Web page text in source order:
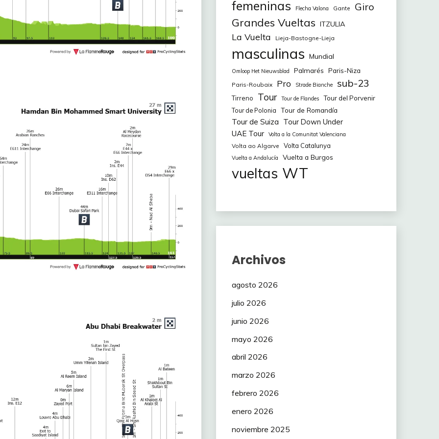
femeninas Flecha Valona Gante Giro
Grandes Vueltas ITZULIA
La Vuelta Lieja-Bastogne-Lieja
masculinas Mundial
Omloop Het Nieuwsblad Palmarés Paris-Niza
Paris-Roubaix Pro Strade Bianche sub-23
Tirreno Tour Tour de Flandes
Tour del Porvenir
Tour de Polonia
Tour de Romandía
Tour de Suiza Tour Down Under
UAE Tour
Volta a la Comunitat Valenciana
Volta ao Algarve Volta Catalunya
Vuelta a Andalucía Vuelta a Burgos
vueltas WT
Archivos
agosto 2026
julio 2026
junio 2026
mayo 2026
abril 2026
marzo 2026
febrero 2026
enero 2026
noviembre 2025